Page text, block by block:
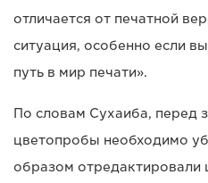
отличается от печатной
ситуация, особенно если
путь в мир печати».
По словам Сухаиба, перед
цветопробы необходимо
образом отредактировали